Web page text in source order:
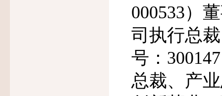
000533）
司执行总
号： 300147
总裁、产